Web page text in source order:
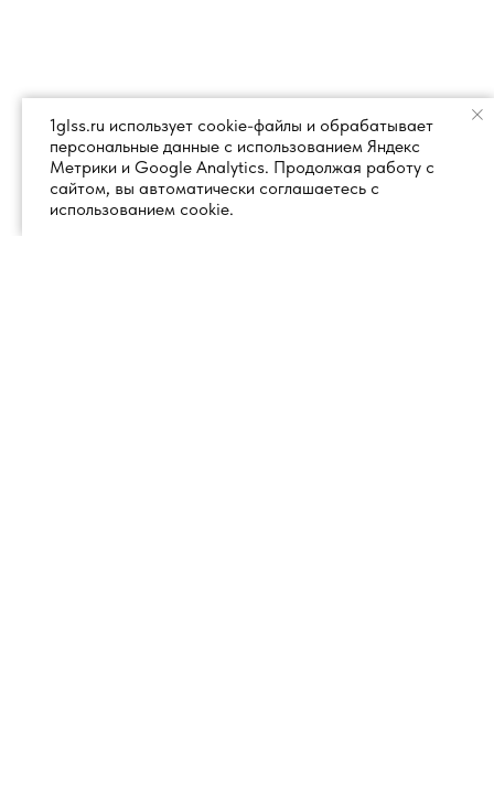
1glss.ru использует cookie-файлы и обрабатывает
персональные данные с использованием Яндекс
Метрики и Google Analytics. Продолжая работу с
сайтом, вы автоматически соглашаетесь с
использованием cookie.